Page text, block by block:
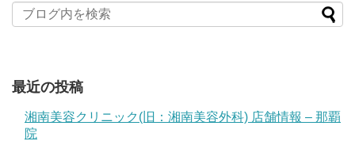
最近の投稿
湘南美容クリニック(旧：湘南美容外科) 店舗情報 – 那覇
院